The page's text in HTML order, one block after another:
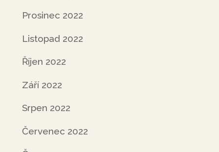
Prosinec 2022
Listopad 2022
Říjen 2022
Září 2022
Srpen 2022
Červenec 2022